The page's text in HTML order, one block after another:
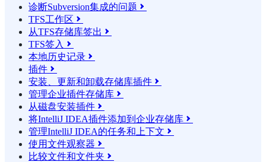
诊断Subversion集成的问题 
TFS工作区 
从TFS存储库签出 
TFS签入 
本地历史记录 
插件 
安装、更新和卸载存储库插件 
管理企业插件存储库 
从磁盘安装插件 
将IntelliJ IDEA插件添加到企业存储库 
管理IntelliJ IDEA的任务和上下文 
使用文件观察器 
比较文件和文件夹 